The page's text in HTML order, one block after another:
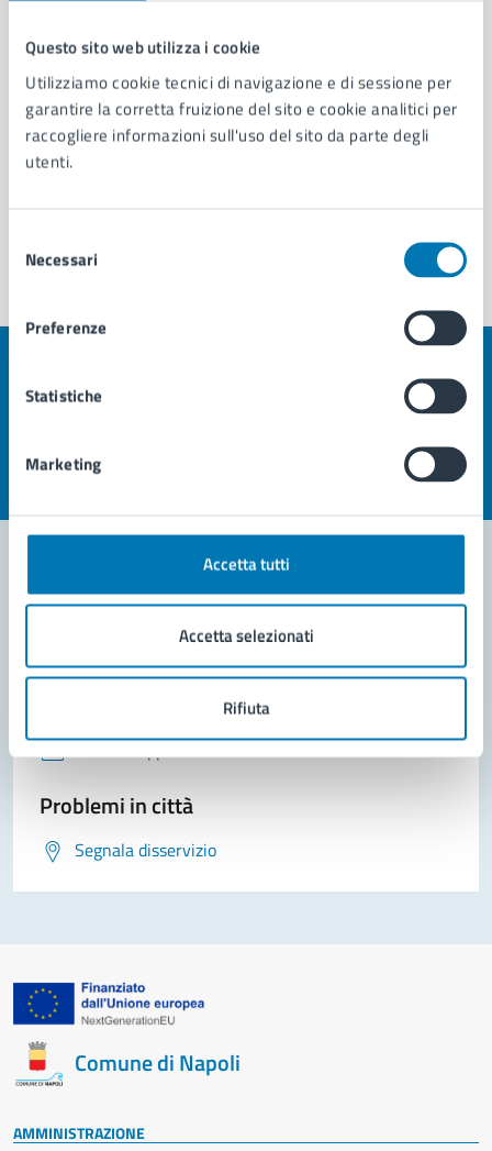
Questo sito web utilizza i cookie
Utilizziamo cookie tecnici di navigazione e di sessione per
garantire la corretta fruizione del sito e cookie analitici per
raccogliere informazioni sull'uso del sito da parte degli
utenti.
delNecessari
Preferenze
Statistiche
Marketing
Accetta tutti
Accetta selezionati
Rifiuta
Attività Produttive di Municipalità 8
Commissione Sport, Scuola, Politiche Sociali,
Politiche Giovanili di Municipalità 8
Vedi altri 6
Quanto sono chiare le informazioni su questa
pagina?
Valuta la chiarezza delle informazioni (da 1 a 5 stelle)
Seleziona il numero di stelle per valutare la chiarezza delle
Contatta il comune
Prenota appuntamento
Problemi in città
Segnala disservizio
Comune di Napoli
AMMINISTRAZIONE